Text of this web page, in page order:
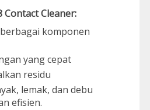
Contact Cleaner:
komponen
yang cepat
residu
lemak, dan debu
efisien.